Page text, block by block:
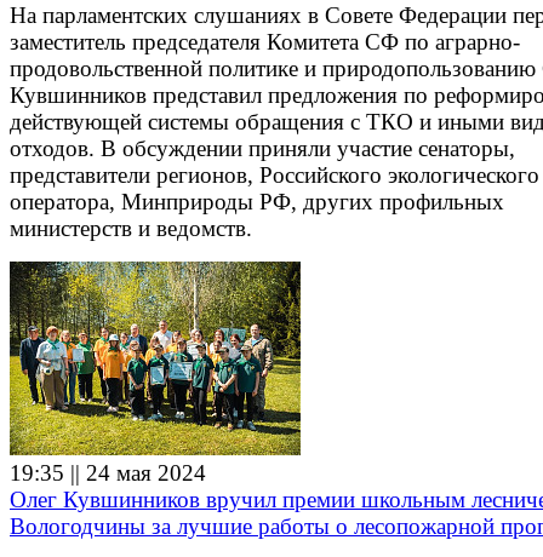
На парламентских слушаниях в Совете Федерации
заместитель председателя Комитета СФ по аграрно-
продовольственной политике и природопользованию
Кувшинников представил предложения по
действующей системы обращения с ТКО и иными
отходов. В обсуждении приняли участие сенаторы,
представители регионов, Российского экологического
оператора, Минприроды РФ, других профильных
министерств и ведомств.
19:35 || 24 мая 2024
Олег Кувшинников вручил премии школьным
Вологодчины за лучшие работы о лесопожарной